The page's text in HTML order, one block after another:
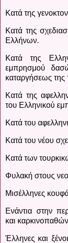
Κατά της
Κατά της
Ελλήνων.
Κατά της
εμπρησμού
καταργήσεως
Κατά της
του Ελληνικού
Κατά του
Κατά του νέου
Κατά των
Φυλακή στους
Μισέλληνες
Ενάντια στην
και
Έλληνες και